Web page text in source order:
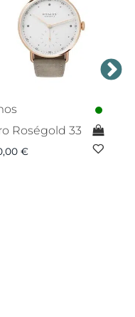
Roségold 33
€